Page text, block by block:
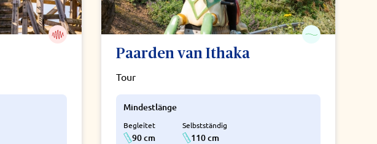
Paarden van Ithaka
Tour
Mindestlänge
Begleitet
90 cm
Selbstständig
110 cm